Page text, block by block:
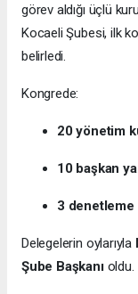
görev aldığı üçlü
Kocaeli Şubesi, ilk
belirledi.
Kongrede:
20 yönetim
10 başkan
3
Delegelerin oylarıyla
Şube Başkanıoldu.